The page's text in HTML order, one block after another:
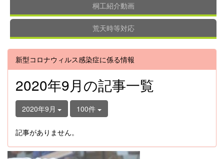
桐工紹介動画
荒天時等対応
新型コロナウィルス感染症に係る情報
2020年9月の記事一覧
2020年9月 100件
記事がありません。